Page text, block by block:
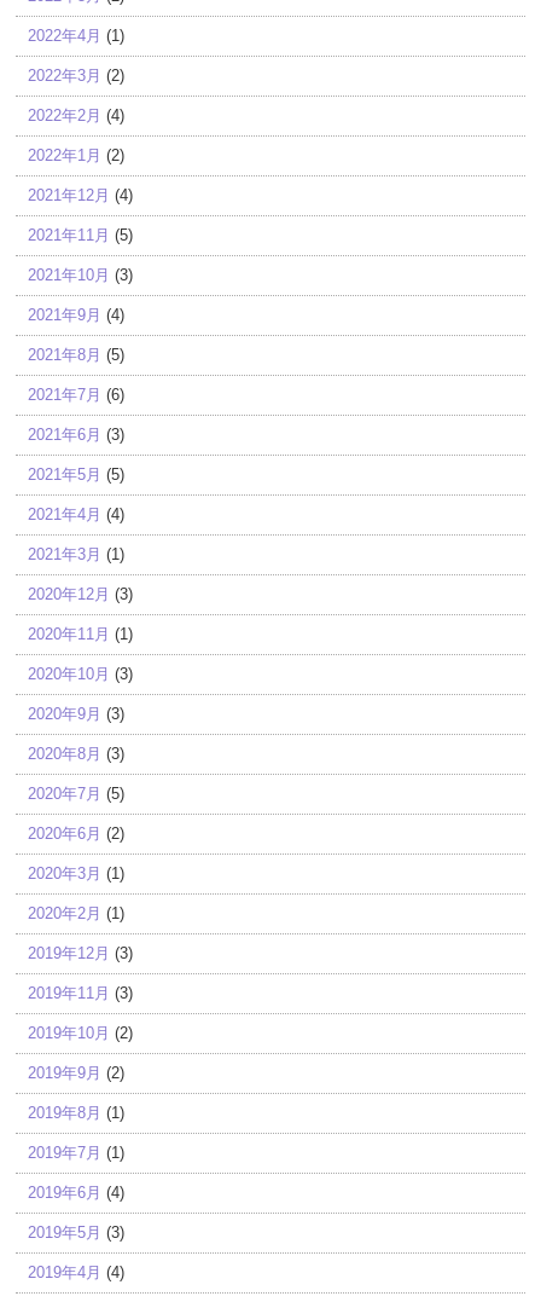
2022年4月 (1)
2022年3月 (2)
2022年2月 (4)
2022年1月 (2)
2021年12月 (4)
2021年11月 (5)
2021年10月 (3)
2021年9月 (4)
2021年8月 (5)
2021年7月 (6)
2021年6月 (3)
2021年5月 (5)
2021年4月 (4)
2021年3月 (1)
2020年12月 (3)
2020年11月 (1)
2020年10月 (3)
2020年9月 (3)
2020年8月 (3)
2020年7月 (5)
2020年6月 (2)
2020年3月 (1)
2020年2月 (1)
2019年12月 (3)
2019年11月 (3)
2019年10月 (2)
2019年9月 (2)
2019年8月 (1)
2019年7月 (1)
2019年6月 (4)
2019年5月 (3)
2019年4月 (4)